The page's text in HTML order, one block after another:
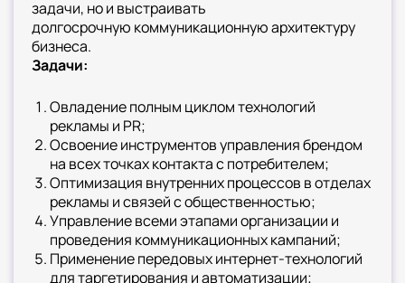
задачи, но и выстраивать
долгосрочную коммуникационную архитектуру
бизнеса.
Задачи:
Овладение полным циклом технологий
рекламы и PR;
Освоение инструментов управления брендом
на всех точках контакта с потребителем;
Оптимизация внутренних процессов в отделах
рекламы и связей с общественностью;
Управление всеми этапами организации и
проведения коммуникационных кампаний;
Применение передовых интернет-технологий
для таргетирования и автоматизации;